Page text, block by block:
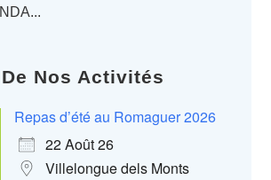
Nos Activités
Repas d’été au Romaguer 2026
22 Août 26
Villelongue dels Monts